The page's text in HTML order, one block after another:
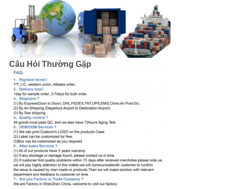
Câu Hỏi Thường Gặp